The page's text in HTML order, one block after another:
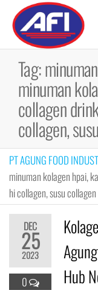
Tag:
minuman
collagen
collagen,
PT AGUNG FOOD
minuman kolagen hpai,
hi collagen, susu
DEC
25
2023
0
Hub